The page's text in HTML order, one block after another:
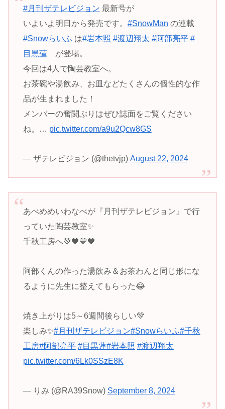
#月刊ザテレビジョン 最新号が
いよいよ明日から発売です。 #SnowMan の連載
#Snowらいふ は#岩本照 #渡辺翔太 #阿部亮平 #
目黒蓮が登場。
今回は4人で陶芸教室へ。
お茶碗や湯飲み、お皿などたくさんの個性的な作
品が生まれました！
メンバーの奮闘ぶりはぜひ誌面をご覧ください
ね。… pic.twitter.com/a9u2Qcw8GS
— ザテレビジョン (@thetvjp) August 22, 2024
あべめめいわなべが『月刊ザテレビジョン』で行
っていた陶芸教室✨
千秋工房へ💚🖤💛💙
阿部くんの作った湯飲み＆お茶わんと同じ形にな
るように先生に整えてもらった😂
焼き上がりは5～6週間後らしい💚
楽しみ✨#月刊ザテレビジョン#Snowらいふ#千秋
工房#阿部亮平 #目黒蓮#岩本照 #渡辺翔太
pic.twitter.com/6Lk0SSzE8K
— りみ (@RA39Snow) September 8, 2024